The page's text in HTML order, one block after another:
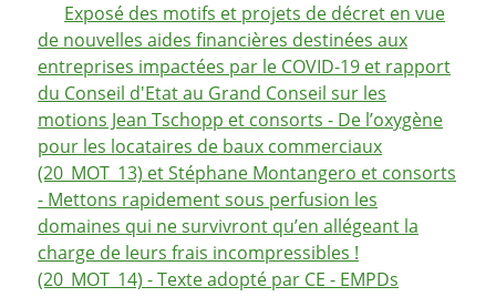
Exposé des motifs et projets de décret en vue
de nouvelles aides financières destinées aux
entreprises impactées par le COVID-19 et rapport
du Conseil d'Etat au Grand Conseil sur les
motions Jean Tschopp et consorts - De l’oxygène
pour les locataires de baux commerciaux
(20_MOT_13) et Stéphane Montangero et consorts
- Mettons rapidement sous perfusion les
domaines qui ne survivront qu’en allégeant la
charge de leurs frais incompressibles !
(20_MOT_14) - Texte adopté par CE - EMPDs